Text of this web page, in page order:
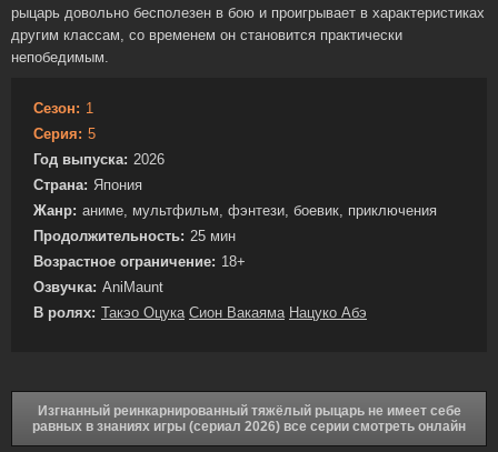
рыцарь довольно бесполезен в бою и проигрывает в характеристиках
другим классам, со временем он становится практически
непобедимым.
Сезон: 1
Серия: 5
Год выпуска: 2026
Страна: Япония
Жанр: аниме, мультфильм, фэнтези, боевик, приключения
Продолжительность: 25 мин
Возрастное ограничение: 18+
Озвучка: AniMaunt
В ролях: Такэо Оцука Сион Вакаяма Нацуко Абэ
Изгнанный реинкарнированный тяжёлый рыцарь не имеет себе
равных в знаниях игры (сериал 2026) все серии смотреть онлайн